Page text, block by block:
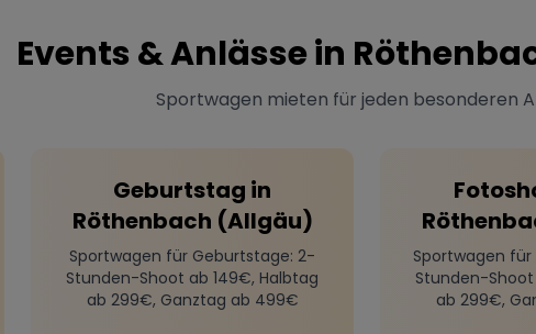
Events & Anlässe in
Sportwagen mieten für jeden besonderen
Geburtstag in
Röthenbach (Allgäu)
Sportwagen für Geburtstage: 2-
Stunden-Shoot ab 149€, Halbtag
ab 299€, Ganztag ab 499€
Sportwagen
Stunden-
ab 299€,